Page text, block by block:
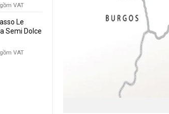
VAT
Le
Semi Dolce
VAT